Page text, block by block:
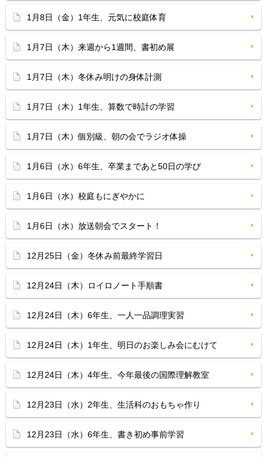
1月8日（金）1年生、元気に校庭体育
1月7日（木）来週から1週間、書初め展
1月7日（木）冬休み明けの身体計測
1月7日（木）1年生、算数で時計の学習
1月7日（木）個別級、朝の会でラジオ体操
1月6日（水）6年生、卒業まであと50日の学び
1月6日（水）校庭もにぎやかに
1月6日（水）放送朝会でスタート！
12月25日（金）冬休み前最終学習日
12月24日（木）ロイロノート手順書
12月24日（木）6年生、一人一品調理実習
12月24日（木）1年生、明日のお楽しみ会にむけて
12月24日（木）4年生、今年最後の国際理解教室
12月23日（水）2年生、生活科のおもちゃ作り
12月23日（水）6年生、書き初め事前学習